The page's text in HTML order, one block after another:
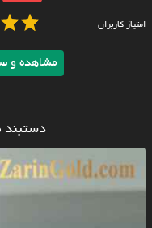
امتیاز کاربران
مشاهده و
دستبند